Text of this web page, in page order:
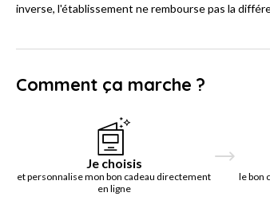
inverse, l'établissement ne rembourse pas la
Comment ça marche ?
Je choisis
et personnalise mon bon cadeau directement
en ligne
le bon